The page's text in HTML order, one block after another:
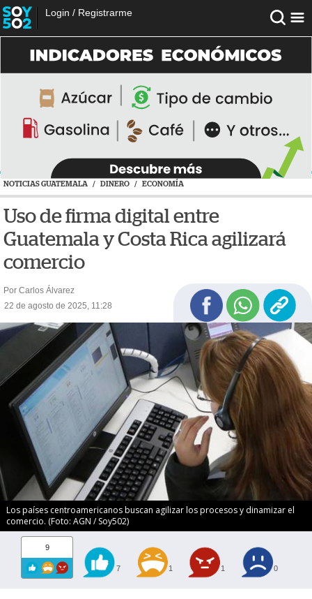
Login / Registrarme
NOTICIAS GUATEMALA / DINERO / ECONOMÍA
Uso de firma digital entre
Guatemala y Costa Rica agilizará
comercio
Por Carlos Álvarez
22 de agosto de 2025, 11:28
Los países centroamericanos buscan agilizar los procesos y dinamizar el
comercio. (Foto: AGN / Soy502)
9
7 1 1 0